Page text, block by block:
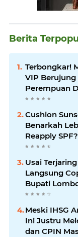
Berita
Terbongkar!
VIP Berujung
Perempuan
Cushion
Benarkah
Reapply SPF?
Usai
Langsung
Bupati
Meski IHSG
Ini Justru
dan CPIN